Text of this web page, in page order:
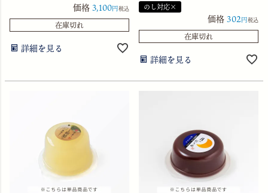
価格3,100 税込
在庫切れ
詳細を見る
のし対応×
価格302 税込
在庫切れ
詳細を見る